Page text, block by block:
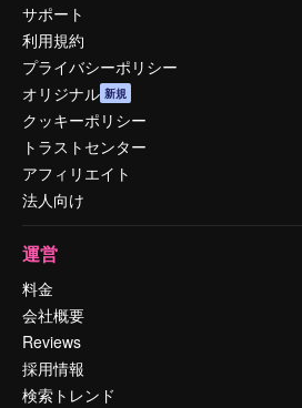
サポート
利用規約
プライバシーポリシー
オリジナル 新規
クッキーポリシー
トラストセンター
アフィリエイト
法人向け
運営
料金
会社概要
Reviews
採用情報
検索トレンド